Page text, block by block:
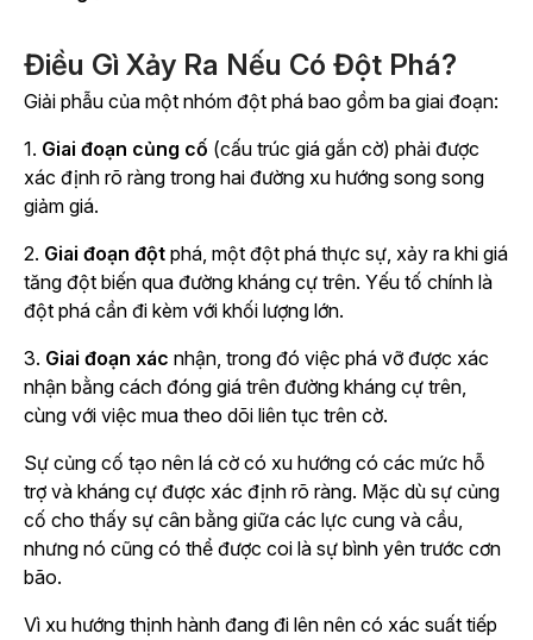
Điều Gì Xảy Ra Nếu Có Đột Phá?
Giải phẫu của một nhóm đột phá bao gồm ba giai đoạn:
1. Giai đoạn củng cố (cấu trúc giá gắn cờ) phải được
xác định rõ ràng trong hai đường xu hướng song song
giảm giá.
2. Giai đoạn đột phá, một đột phá thực sự, xảy ra khi giá
tăng đột biến qua đường kháng cự trên. Yếu tố chính là
đột phá cần đi kèm với khối lượng lớn.
3. Giai đoạn xác nhận, trong đó việc phá vỡ được xác
nhận bằng cách đóng giá trên đường kháng cự trên,
cùng với việc mua theo dõi liên tục trên cờ.
Sự củng cố tạo nên lá cờ có xu hướng có các mức hỗ
trợ và kháng cự được xác định rõ ràng. Mặc dù sự củng
cố cho thấy sự cân bằng giữa các lực cung và cầu,
nhưng nó cũng có thể được coi là sự bình yên trước cơn
bão.
Vì xu hướng thịnh hành đang đi lên nên có xác suất tiếp